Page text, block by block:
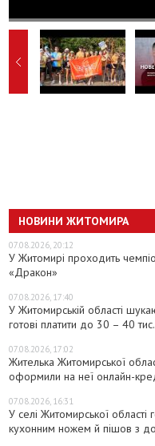
НОВИНИ ЖИТОМИРА
07.08.2026, 20:12
У Житомирі проходить
«Дракон»
07.08.2026, 17:40
У Житомирській області
готові платити до 30 – 40
07.08.2026, 17:02
Жителька Житомирської
оформили на неї онлайн-
07.08.2026, 16:31
У селі Житомирської області
кухонним ножем й пішов з